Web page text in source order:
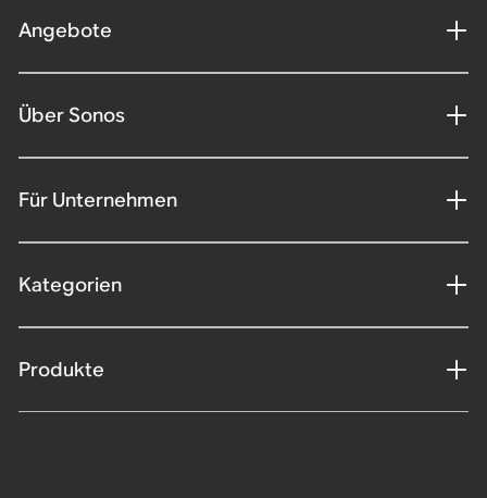
Angebote
Über Sonos
Für Unternehmen
Kategorien
Produkte